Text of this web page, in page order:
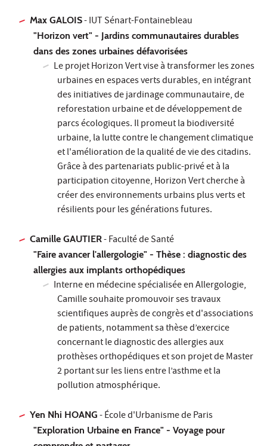
Max GALOIS- IUT Sénart-Fontainebleau
"Horizon vert" - Jardins communautaires durables
dans des zones urbaines défavorisées
Le projet Horizon Vert vise à transformer les zones
urbaines en espaces verts durables, en intégrant
des initiatives de jardinage communautaire, de
reforestation urbaine et de développement de
parcs écologiques. Il promeut la biodiversité
urbaine, la lutte contre le changement climatique
et l'amélioration de la qualité de vie des citadins.
Grâce à des partenariats public-privé et à la
participation citoyenne, Horizon Vert cherche à
créer des environnements urbains plus verts et
résilients pour les générations futures.
Camille GAUTIER- Faculté de Santé
"Faire avancer l'allergologie" - Thèse : diagnostic des
allergies aux implants orthopédiques
Interne en médecine spécialisée en Allergologie,
Camille souhaite promouvoir ses travaux
scientifiques auprès de congrès et d'associations
de patients, notamment sa thèse d’exercice
concernant le diagnostic des allergies aux
prothèses orthopédiques et son projet de Master
2 portant sur les liens entre l’asthme et la
pollution atmosphérique.
Yen Nhi HOANG - École d'Urbanisme de Paris
"Exploration Urbaine en France" - Voyage pour